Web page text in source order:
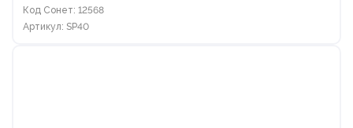
Код Сонет: 12568
Артикул: SP40